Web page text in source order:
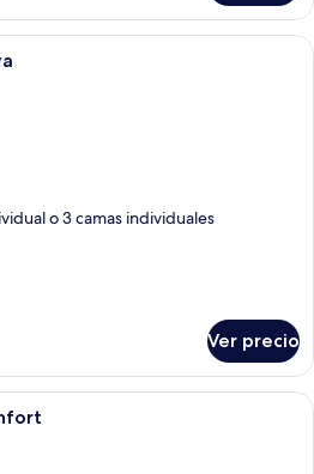
Un dormitorio con cama, una silla,
o 3 camas individuales
Ver precio
Un dormitorio con cama, una mesita